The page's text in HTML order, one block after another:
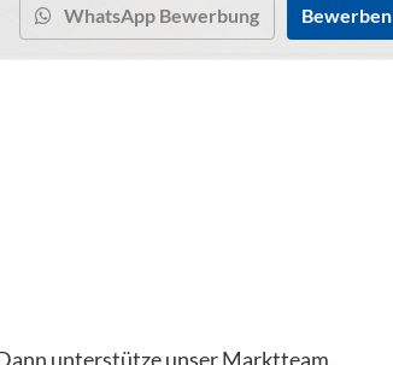
WhatsApp Bewerbung Bewerben
unterstütze unser Marktteam.